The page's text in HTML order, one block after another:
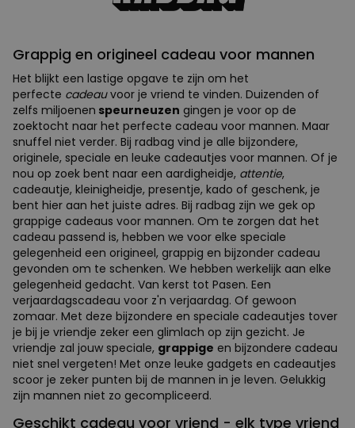
Grappig en origineel cadeau voor mannen
Het blijkt een lastige opgave te zijn om het
perfecte cadeauvoor je vriend te vinden. Duizenden of
zelfs miljoenen speurneuzen gingen je voor op de
zoektocht naar het perfecte cadeau voor mannen. Maar
snuffel niet verder. Bij radbag vind je alle bijzondere,
originele, speciale en leuke cadeautjes voor mannen. Of je
nou op zoek bent naar een aardigheidje, attentie,
cadeautje, kleinigheidje, presentje, kado of geschenk, je
bent hier aan het juiste adres. Bij radbag zijn we gek op
grappige cadeaus voor mannen. Om te zorgen dat het
cadeau passend is, hebben we voor elke speciale
gelegenheid een origineel, grappig en bijzonder cadeau
gevonden om te schenken. We hebben werkelijk aan elke
gelegenheid gedacht. Van kerst tot Pasen. Een
verjaardagscadeau voor z'n verjaardag. Of gewoon
zomaar. Met deze bijzondere en speciale cadeautjes tover
je bij je vriendje zeker een glimlach op zijn gezicht. Je
vriendje zal jouw speciale, grappige en bijzondere cadeau
niet snel vergeten! Met onze leuke gadgets en cadeautjes
scoor je zeker punten bij de mannen in je leven. Gelukkig
zijn mannen niet zo gecompliceerd.
Geschikt cadeau voor vriend - elk type vriend